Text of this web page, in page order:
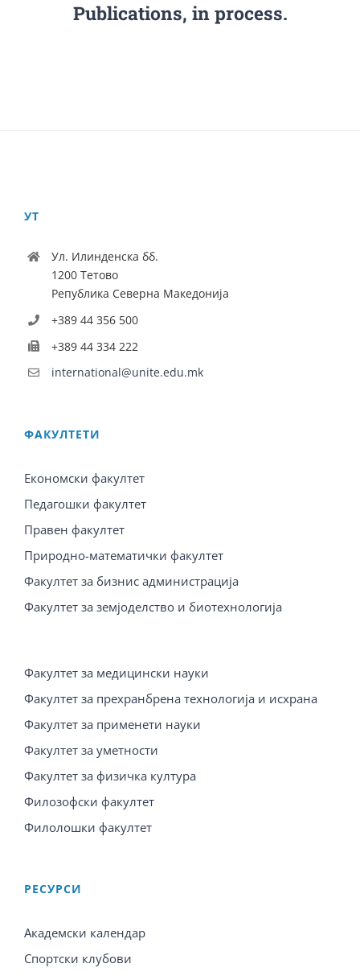
Publications, in process.
УТ
Ул. Илинденска бб.
1200 Тетово
Република Северна Македонија
+389 44 356 500
+389 44 334 222
international@unite.edu.mk
ФАКУЛТЕТИ
Економски факултет
Педагошки факултет
Правен факултет
Природно-математички факултет
Факултет за бизнис администрација
Факултет за земјоделство и биотехнологија
Факултет за медицински науки
Факултет за прехранбрена технологија и исхрана
Факултет за применети науки
Факултет за уметности
Факултет за физичка култура
Филозофски факултет
Филолошки факултет
PЕСУРСИ
Академски календар
Спортски клубови